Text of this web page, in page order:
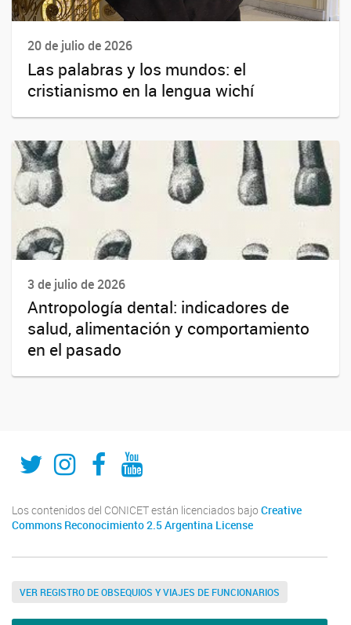
20 de julio de 2026
Las palabras y los mundos: el
cristianismo en la lengua wichí
3 de julio de 2026
Antropología dental: indicadores de
salud, alimentación y comportamiento
en el pasado
Twitter
Instagram
Fecebook
Youtube
Los contenidos del CONICET están licenciados bajo Creative
Commons Reconocimiento 2.5 Argentina License
VER REGISTRO DE OBSEQUIOS Y VIAJES DE FUNCIONARIOS